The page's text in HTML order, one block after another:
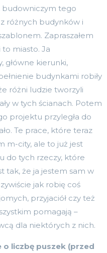
budowniczym tego
z różnych budynków i
Zapraszałem
miasto. Ja
główne kierunki,
budynkami robiły
różni ludzie tworzyli
w tych ścianach. Potem
projektu przyległa do
Te prace, które teraz
m-city, ale to już jest
do tych rzeczy, które
tak, że ja jestem sam w
jak robię coś
przyjaciół czy też
pomagają –
dla niektórych z nich.
o liczbę puszek (przed